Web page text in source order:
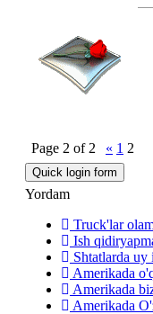
Page 2 of 2 « 1 2
Yordam
Truck'lar
Ish
Shtatlarda uy
Amerikada
Amerikada
Amerikada